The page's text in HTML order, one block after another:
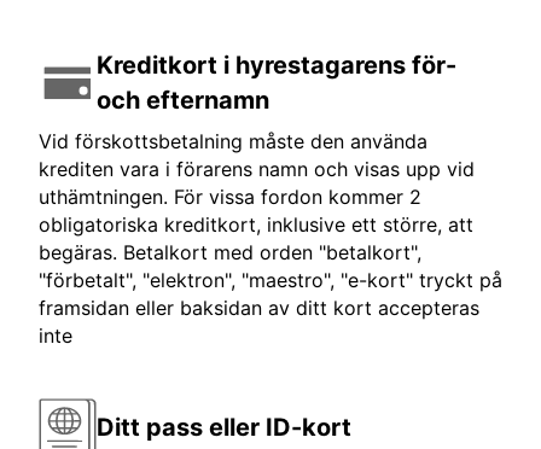
Kreditkort i hyrestagarens för-
och efternamn
Vid förskottsbetalning måste den använda
krediten vara i förarens namn och visas upp vid
uthämtningen. För vissa fordon kommer 2
obligatoriska kreditkort, inklusive ett större, att
begäras. Betalkort med orden "betalkort",
"förbetalt", "elektron", "maestro", "e-kort" tryckt på
framsidan eller baksidan av ditt kort accepteras
inte
Ditt pass eller ID-kort